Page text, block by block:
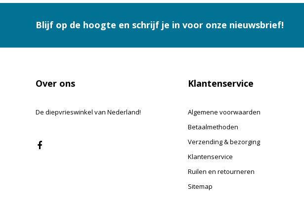
Blijf op de hoogte en schrijf je in voor onze nieuwsbrief!
Over ons
De diepvrieswinkel van Nederland!
Klantenservice
Algemene voorwaarden
Betaalmethoden
Verzending & bezorging
Klantenservice
Ruilen en retourneren
Sitemap